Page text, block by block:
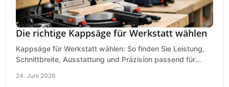
Die richtige Kappsäge für Werkstatt wählen
Kappsäge für Werkstatt wählen: So finden Sie Leistung,
Schnittbreite, Ausstattung und Präzision passend für
24. Juni 2026